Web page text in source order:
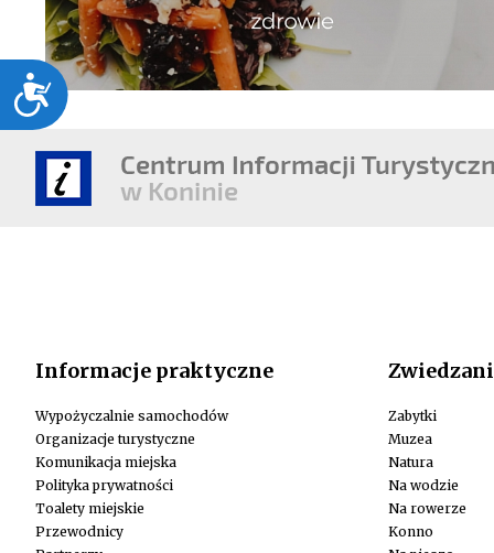
Dostępność
Informacje praktyczne
Wypożyczalnie samochodów
Organizacje turystyczne
Komunikacja miejska
Polityka prywatności
Toalety miejskie
Przewodnicy
Zabytki
Muzea
Natura
Na wodzie
Na rowerze
Konno